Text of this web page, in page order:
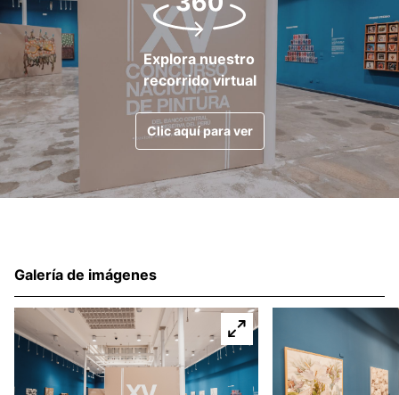
Explora nuestro
recorrido virtual
Clic aquí para ver
Galería de imágenes